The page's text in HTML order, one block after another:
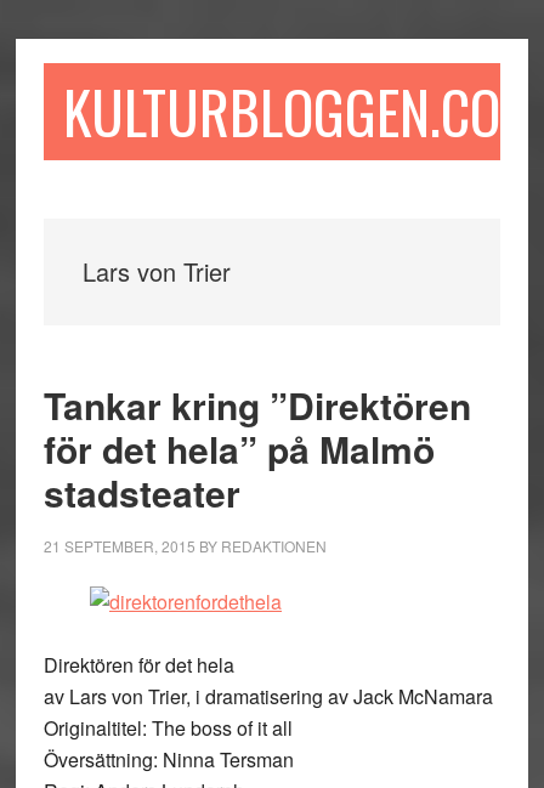
till
till
sidofältet
till
KULTURBLOGGEN.COM
Lars von Trier
Tankar kring ”Direktören
för det hela” på Malmö
stadsteater
21 SEPTEMBER, 2015 BY REDAKTIONEN
Direktören för det hela
av Lars von Trier, i dramatisering av Jack McNamara
Originaltitel: The boss of it all
Översättning: Ninna Tersman